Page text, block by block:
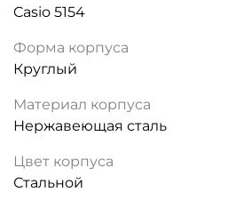
Casio 5154
Форма корпуса
Круглый
Материал корпуса
Нержавеющая сталь
Цвет корпуса
Стальной